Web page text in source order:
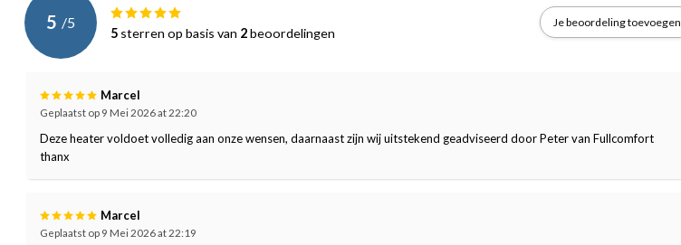
Afstandsbediening:
Timer
Zichtbaar licht:
IP Waarde
Oververhittingsbeveiliging
5 /5
5 sterren op basis van 2beoordelingen
Je beoordeling toevoegen
Marcel
Geplaatst op 9 Mei 2026 at 22:20
Deze heater voldoet volledig aan onze wensen, daarnaast zijn wij uitstekend geadviseerd door Peter van Fullcomfort
thanx
Marcel
Geplaatst op 9 Mei 2026 at 22:19